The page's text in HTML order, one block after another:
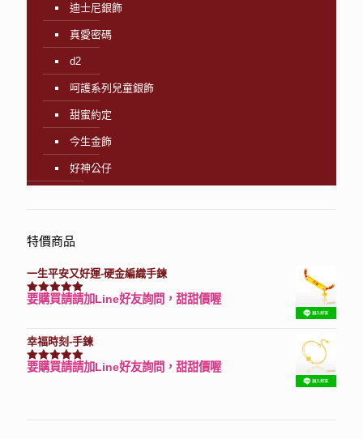
迪士尼銀飾
真愛密碼
d2
呵護系列兒童銀飾
甜蜜約定
今生金飾
好神公仔
特價商品
一生平安又好運-硬金編織手鍊
評分7740滿分 5
要購買請請加Line好友詢問，甜甜價喔
幸福時刻-手鍊
評分3150滿分 5
要購買請請加Line好友詢問，甜甜價喔